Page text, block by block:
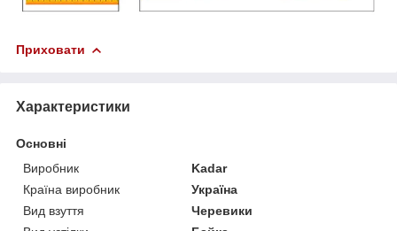
Приховати
Характеристики
Основні
Виробник
Kadar
Країна виробник
Україна
Вид взуття
Черевики